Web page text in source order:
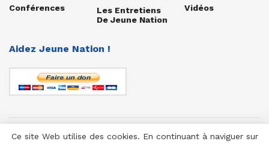
Conférences
Les Entretiens
De Jeune Nation
Vidéos
Aidez Jeune Nation !
Ce site Web utilise des cookies. En continuant à naviguer sur